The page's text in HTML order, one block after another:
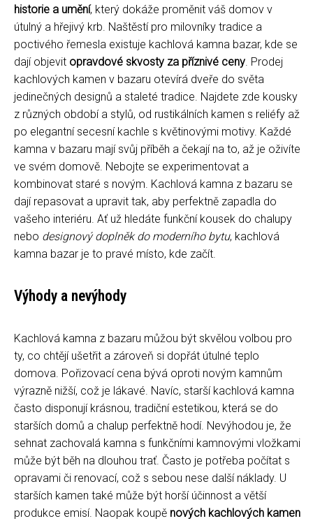
historie a umění, který dokáže proměnit váš domov v
útulný a hřejivý krb. Naštěstí pro milovníky tradice a
poctivého řemesla existuje kachlová kamna bazar, kde se
dají objevit opravdové skvosty za příznivé ceny. Prodej
kachlových kamen v bazaru otevírá dveře do světa
jedinečných designů a staleté tradice. Najdete zde kousky
z různých období a stylů, od rustikálních kamen s reliéfy až
po elegantní secesní kachle s květinovými motivy. Každé
kamna v bazaru mají svůj příběh a čekají na to, až je oživíte
ve svém domově. Nebojte se experimentovat a
kombinovat staré s novým. Kachlová kamna z bazaru se
dají repasovat a upravit tak, aby perfektně zapadla do
vašeho interiéru. Ať už hledáte funkční kousek do chalupy
nebo designový doplněk do moderního bytu, kachlová
kamna bazar je to pravé místo, kde začít.
Výhody a nevýhody
Kachlová kamna z bazaru můžou být skvělou volbou pro
ty, co chtějí ušetřit a zároveň si dopřát útulné teplo
domova. Pořizovací cena bývá oproti novým kamnům
výrazně nižší, což je lákavé. Navíc, starší kachlová kamna
často disponují krásnou, tradiční estetikou, která se do
starších domů a chalup perfektně hodí. Nevýhodou je, že
sehnat zachovalá kamna s funkčními kamnovými vložkami
může být běh na dlouhou trať. Často je potřeba počítat s
opravami či renovací, což s sebou nese další náklady. U
starších kamen také může být horší účinnost a větší
produkce emisí. Naopak koupě nových kachlových kamen